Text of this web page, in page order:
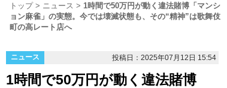
トップ ニュース
1時間で50万円が動く違法賭博「マンシ
ョン麻雀」の実態。今では壊滅状態も、その“精神”は歌舞伎
町の高レート店へ
ニュース 投稿日：2025年07月12日 15:54
1時間で50万円が動く違法賭博